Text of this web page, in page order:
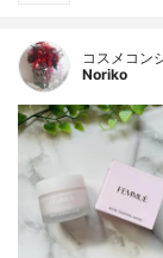
コスメコン
Noriko